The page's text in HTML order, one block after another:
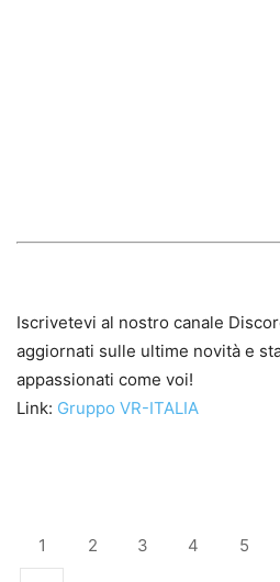
Iscrivetevi al nostro canale
aggiornati sulle ultime novità e
appassionati come voi!
Link: Gruppo VR-ITALIA
1 2 3 4 5